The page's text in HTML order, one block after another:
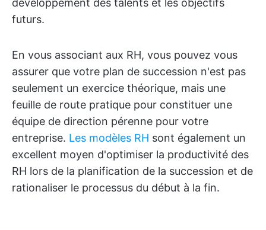
développement des talents et les objectifs
futurs.
En vous associant aux RH, vous pouvez vous
assurer que votre plan de succession n'est pas
seulement un exercice théorique, mais une
feuille de route pratique pour constituer une
équipe de direction pérenne pour votre
entreprise. Les modèles RH sont également un
excellent moyen d'optimiser la productivité des
RH lors de la planification de la succession et de
rationaliser le processus du début à la fin.